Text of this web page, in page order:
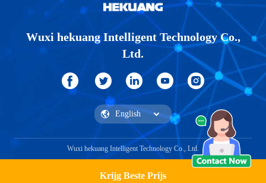
Krijg Beste Prijs
Wuxi hekuang Intelligent Technology Co.,
Ltd.
Wuxi hekuang Intelligent Technology Co., Ltd.
Vraag een offerte aan